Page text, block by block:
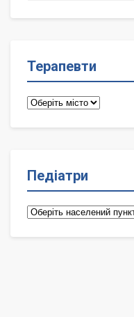
Терапевти
Терапевти
Педіатри
Педіатри